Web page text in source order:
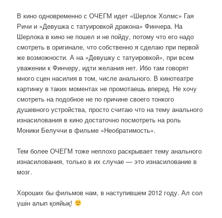
В кино одновременно с ОЧЕГМ идет «Шерлок Холмс» Гая
Ричи и «Девушка с татуировкой дракона» Финчера. На
Шерлока в кино не пошел и не пойду, потому что его надо
смотреть в оригинале, что собственно я сделаю при первой
же возможности. А на «Девушку с татуировкой», при всем
уважении к Финчеру, идти желания нет. Ибо там говорят
много сцен насилия в том, числе анального. В кинотеатре
картинку в таких моментах не промотаешь вперед. Не хочу
смотреть на подобное не по причине своего тонкого
душевного устройства, просто считаю что на тему анального
изнасилования в кино достаточно посмотреть на роль
Моники Белуччи в фильме «Необратимость».
Тем более ОЧЕГМ тоже неплохо раскрывает тему анального
изнасилования, только в их случае — это изнасилование в
мозг.
Хороших бы фильмов нам, в наступившем 2012 году. Ал сол
үшін алып қояйық!